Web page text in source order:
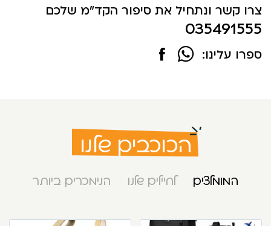
צרו קשר ונתחיל את סיפור הקד"מ שלכם
035491555
ספרו עלינו:
הכוכבים שלנו
המומלצים לחיילים שלנו הנימכרים ביותר